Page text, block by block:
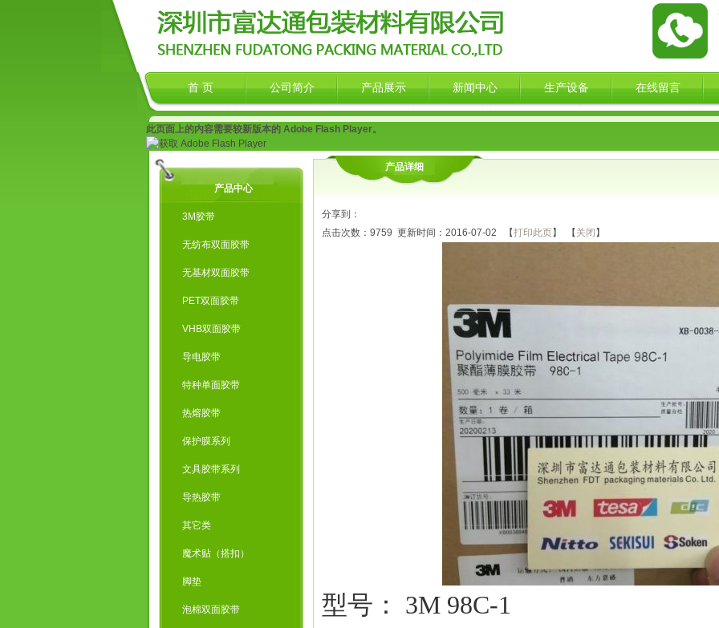
首 页 公司简介 产品展示 新闻中心 生产设备 在线留言
此页面上的内容需要较新版本的 Adobe Flash Player。
产品中心
3M胶带
无纺布双面胶带
无基材双面胶带
PET双面胶带
VHB双面胶带
导电胶带
特种单面胶带
热熔胶带
保护膜系列
文具胶带系列
导热胶带
其它类
魔术贴（搭扣）
脚垫
泡棉双面胶带
产品详细
分享到：
点击次数： 9759 更新时间：2016-07-02 【打印此页】 【 关闭 】
型号： 3M 98C-1